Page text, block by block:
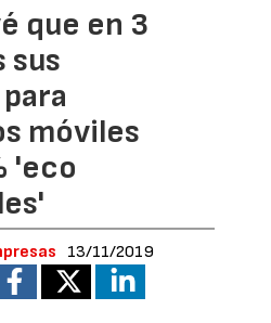
que en 3
sus
móviles
'eco
13/11/2019